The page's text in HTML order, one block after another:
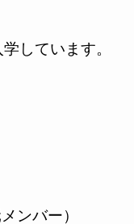
しています。
ンバー）